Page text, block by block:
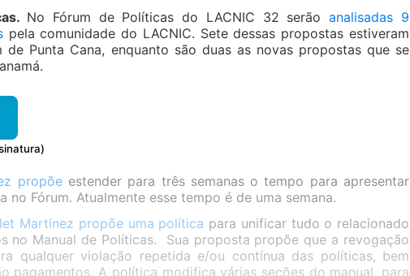
No Fórum de Políticas do LACNIC 32 serãoanalisadas 9
pela comunidade do LACNIC. Sete dessas propostas estiveram
de Punta Cana, enquanto são duas as novas propostas que se
propõeestender para três semanas o tempo para apresentar
no Fórum. Atualmente esse tempo é de uma semana.
Martinez propõe uma política para unificar tudo o relacionado
no Manual de Políticas. Sua proposta propõe que a revogação
qualquer violação repetida e/ou contínua das políticas, bem
pagamentos. A política modifica várias seções do manual, para